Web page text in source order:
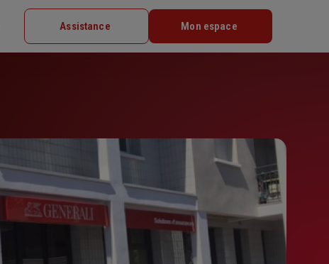
Assistance Mon espace